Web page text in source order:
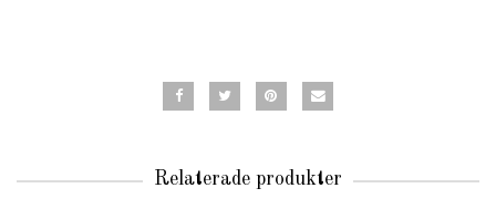
Relaterade produkter